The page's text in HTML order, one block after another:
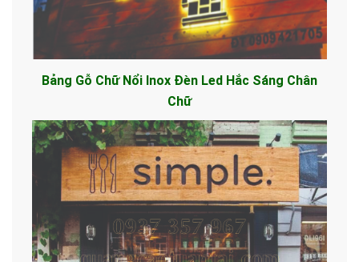
Bảng Gỗ Chữ Nổi Inox Đèn Led Hắc Sáng Chân
Chữ